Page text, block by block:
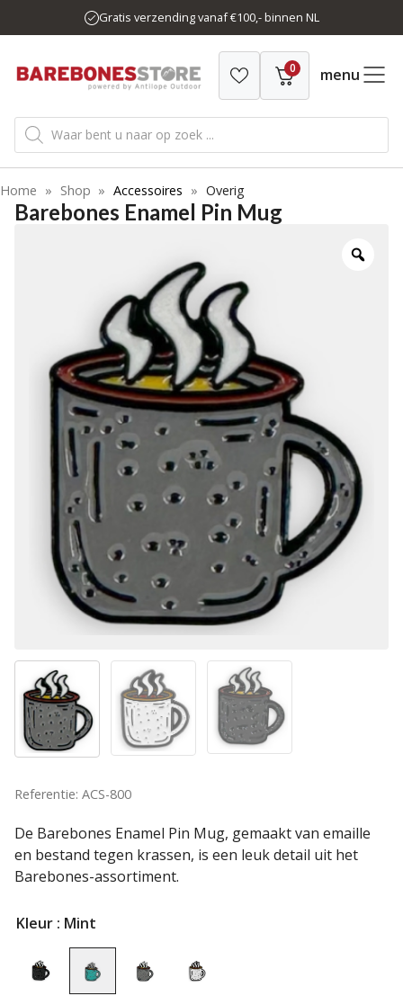
naar
inhoud
Gratis verzending vanaf €100,- binnen NL
0 menu
Producten
zoeken
Home » Shop » Accessoires » Overig
Barebones Enamel Pin Mug
Referentie: ACS-800
De Barebones Enamel Pin Mug, gemaakt van emaille
en bestand tegen krassen, is een leuk detail uit het
Barebones-assortiment.
Kleur : Mint